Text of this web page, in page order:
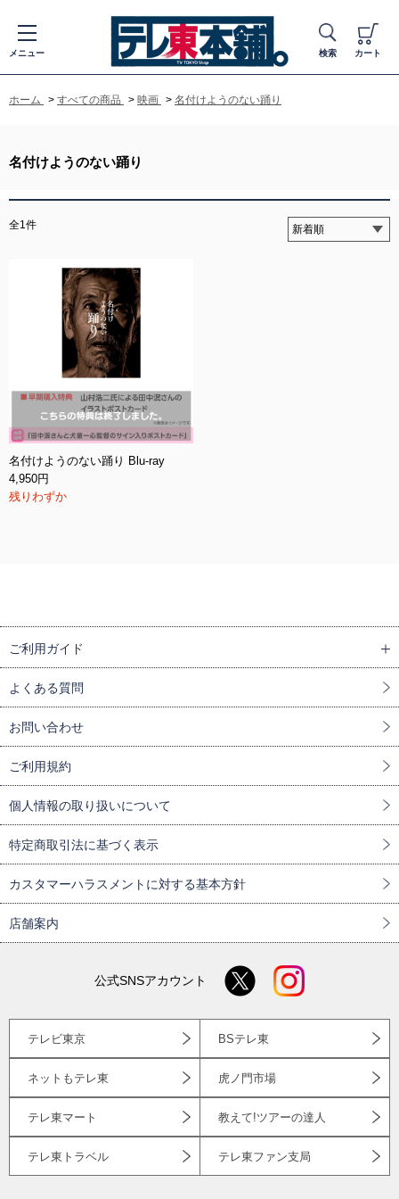
メニュー 検索 カート
ホーム > すべての商品 > 映画 > 名付けようのない踊り
名付けようのない踊り
全1件
名付けようのない踊り Blu-ray
4,950円
残りわずか
ご利用ガイド
よくある質問
お問い合わせ
ご利用規約
個人情報の取り扱いについて
特定商取引法に基づく表示
カスタマーハラスメントに対する基本方針
店舗案内
公式SNSアカウント
テレビ東京 BSテレ東
ネットもテレ東 虎ノ門市場
テレ東マート 教えて!ツアーの達人
テレ東トラベル テレ東ファン支局